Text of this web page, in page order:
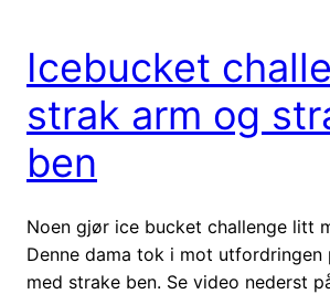
Icebucket
strak arm og
ben
Noen gjør ice bucket challenge litt
Denne dama tok i mot utfordringen
med strake ben. Se video nederst